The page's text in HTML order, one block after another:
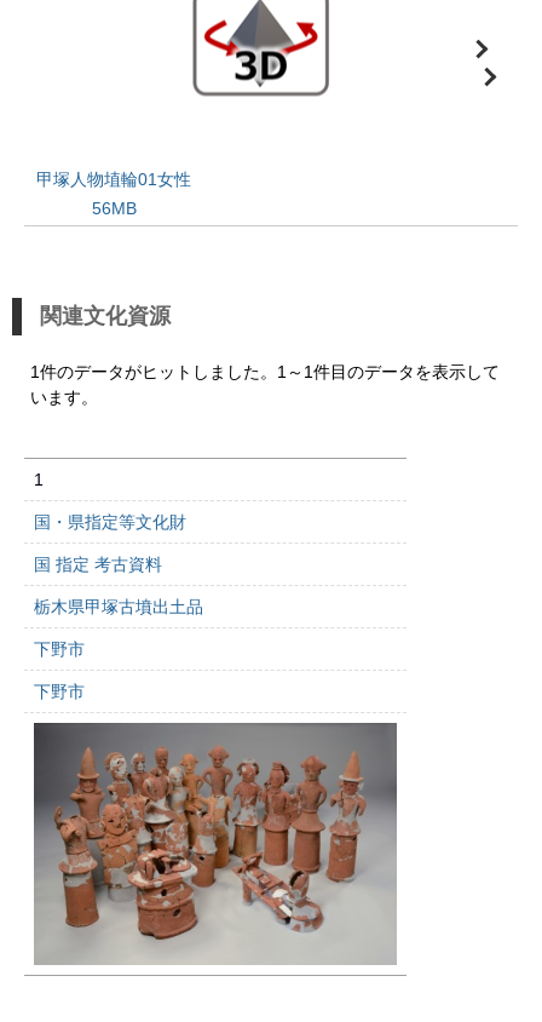
甲塚人物埴輪01女性
56MB
関連文化資源
1件のデータがヒットしました。1～1件目のデータを表示して
います。
1
国・県指定等文化財
国 指定 考古資料
栃木県甲塚古墳出土品
下野市
下野市